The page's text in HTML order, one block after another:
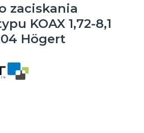
zaciskania
KOAX 1,72-8,1
Högert